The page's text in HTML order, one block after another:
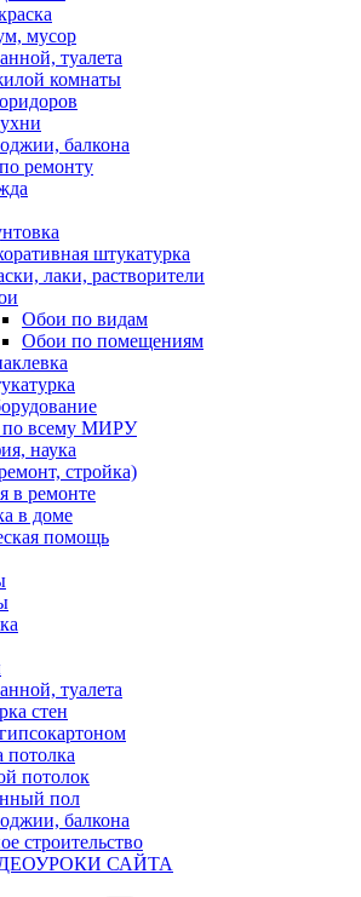
мусор
туалета
комнаты
балкона
ремонту
штукатурка
лаки, растворители
Обои по видам
Обои по помещениям
по всему МИРУ
наука
стройка)
в ремонте
в доме
помощь
туалета
стен
потолка
потолок
пол
балкона
строительство
САЙТА